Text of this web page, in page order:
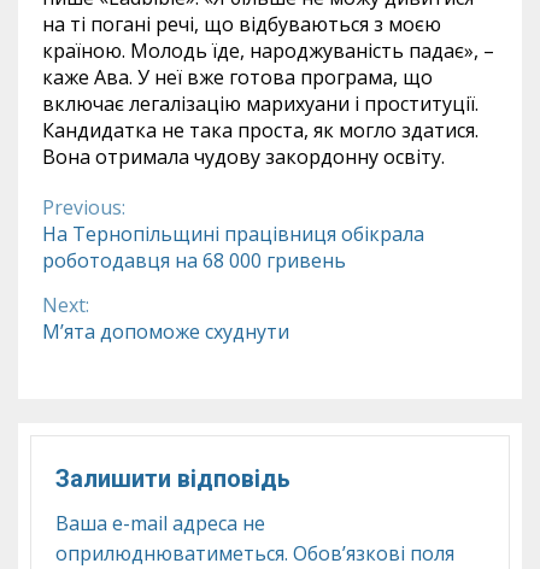
на ті погані речі, що відбуваються з моєю
країною. Молодь їде, народжуваність падає», –
каже Ава. У неї вже готова програма, що
включає легалізацію марихуани і проституції.
Кандидатка не така проста, як могло здатися.
Вона отримала чудову закордонну освіту.
Continue
Reading
Previous:
На Тернопільщині працівниця обікрала
роботодавця на 68 000 гривень
Next:
М’ята допоможе схуднути
Залишити відповідь
Ваша e-mail адреса не
оприлюднюватиметься. Обов’язкові поля